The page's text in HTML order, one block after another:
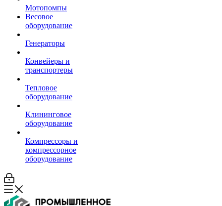
Мотопомпы
Весовое
оборудование
Генераторы
Конвейеры и
транспортеры
Тепловое
оборудование
Клининговое
оборудование
Компрессоры и
компрессорное
оборудование